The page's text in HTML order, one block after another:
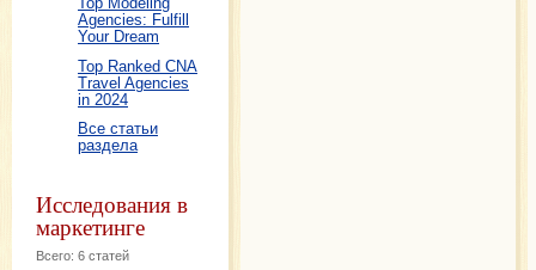
Agencies: Fulfill
Your Dream
Top Ranked CNA
Travel Agencies
in 2024
Все статьи
раздела
Исследования в
маркетинге
Всего: 6 статей